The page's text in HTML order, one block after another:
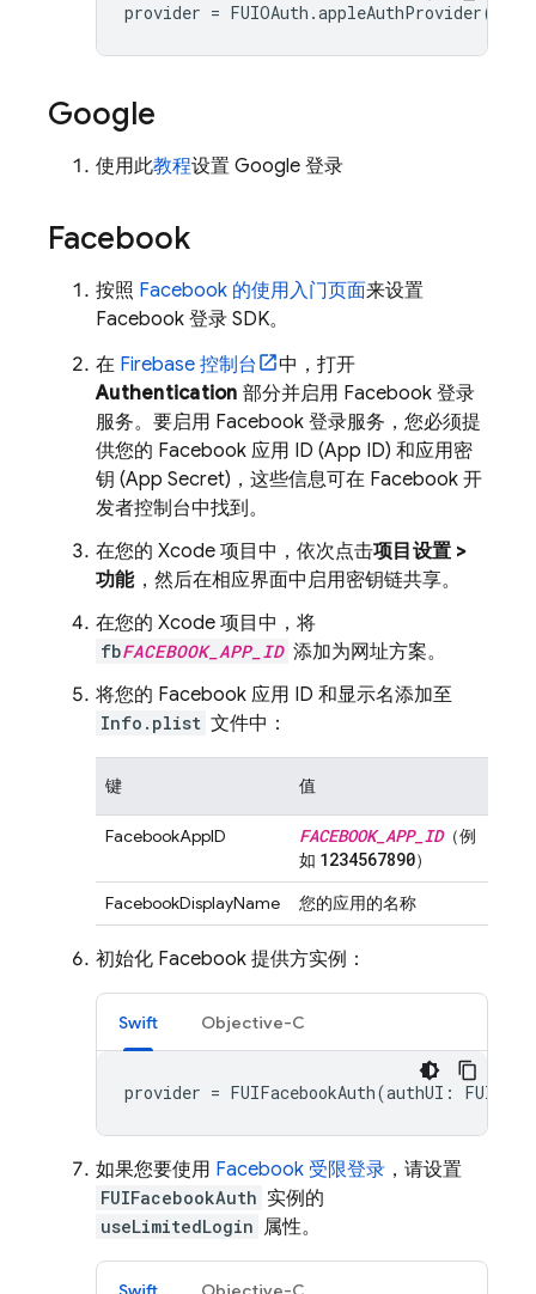
provider = FUIOAuth .appleAuthProvider()
Google
使用此教程设置 Google 登录
Facebook
按照 Facebook 的使用入门页面来设置
Facebook 登录 SDK。
在 Firebase 控制台
中，打开
Authentication 部分并启用 Facebook 登录
服务。要启用 Facebook 登录服务，您必须提
供您的 Facebook 应用 ID (App ID) 和应用密
钥 (App Secret)，这些信息可在 Facebook 开
发者控制台中找到。
在您的 Xcode 项目中，依次点击项目设置 >
功能，然后在相应界面中启用密钥链共享。
在您的 Xcode 项目中，将
fbFACEBOOK_APP_ID 添加为网址方案。
将您的 Facebook 应用 ID 和显示名添加至
Info.plist 文件中：
键 值
FacebookAppID FACEBOOK_ APP_ ID（例
如 1234567890）
FacebookDisplayName
您的应用的名称
初始化 Facebook 提供方实例：
Swift Objective-C
provider = FUIFacebookAuth(authUI : FUIAuth
如果您要使用 Facebook 受限登录 ，请设置
FUIFacebookAuth 实例的
useLimitedLogin 属性。